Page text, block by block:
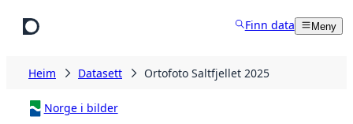
Finn data Meny
Heim Datasett Ortofoto Saltfjellet 2025
Norge i bilder